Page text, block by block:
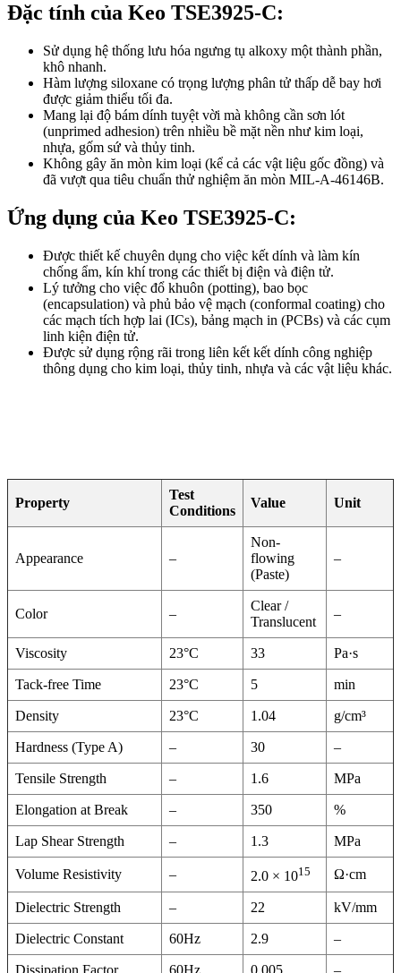
Đặc tính của Keo TSE3925-C:
Sử dụng hệ thống lưu hóa ngưng tụ alkoxy một thành phần,
khô nhanh.
Hàm lượng siloxane có trọng lượng phân tử thấp dễ bay hơi
được giảm thiểu tối đa.
Mang lại độ bám dính tuyệt vời mà không cần sơn lót
(unprimed adhesion) trên nhiều bề mặt nền như kim loại,
nhựa, gốm sứ và thủy tinh.
Không gây ăn mòn kim loại (kể cả các vật liệu gốc đồng) và
đã vượt qua tiêu chuẩn thử nghiệm ăn mòn MIL-A-46146B.
Ứng dụng của Keo TSE3925-C:
Được thiết kế chuyên dụng cho việc kết dính và làm kín
chống ẩm, kín khí trong các thiết bị điện và điện tử.
Lý tưởng cho việc đổ khuôn (potting), bao bọc
(encapsulation) và phủ bảo vệ mạch (conformal coating) cho
các mạch tích hợp lai (ICs), bảng mạch in (PCBs) và các cụm
linh kiện điện tử.
Được sử dụng rộng rãi trong liên kết kết dính công nghiệp
thông dụng cho kim loại, thủy tinh, nhựa và các vật liệu khác.
Property
Test
Conditions
Value Unit
Appearance –
Non-
flowing
(Paste)
–
Color –
Clear /
Translucent
–
Viscosity 23°C 33 Pa·s
Tack-free Time 23°C 5 min
Density 23°C 1.04 g/cm³
Hardness (Type A) – 30 –
Tensile Strength – 1.6 MPa
Elongation at Break – 350 %
Lap Shear Strength – 1.3 MPa
Volume Resistivity – 2.0 × 1015 Ω·cm
Dielectric Strength – 22 kV/mm
Dielectric Constant 60Hz 2.9 –
Dissipation Factor 60Hz 0.005 –